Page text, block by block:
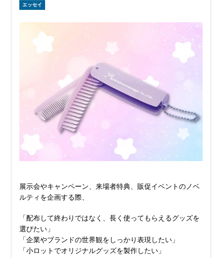
エッセイ
展示会やキャンペーン、来場者特典、販促イベントのノベ
ルティを企画する際、
「配布して終わりではなく、長く使ってもらえるグッズを
選びたい」
「企業やブランドの世界観をしっかり表現したい」
「小ロットでオリジナルグッズを製作したい」